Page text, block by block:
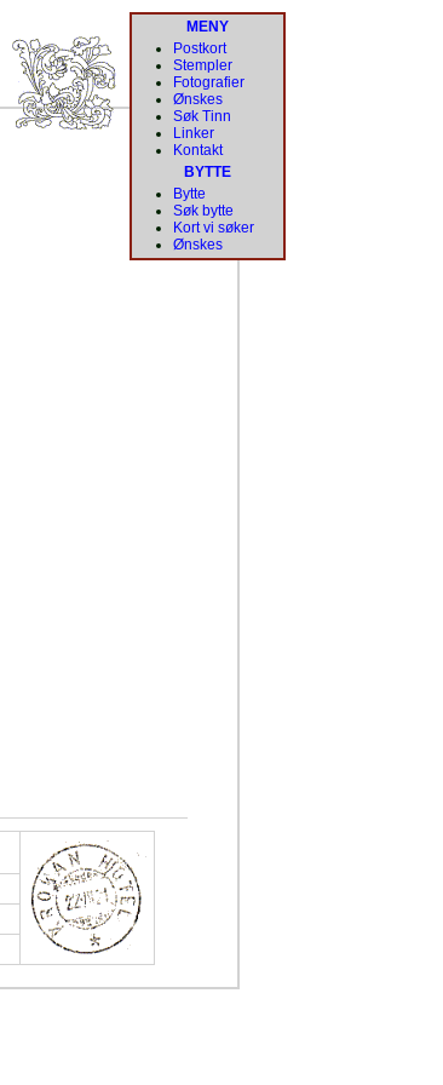
MENY
Postkort
Stempler
Fotografier
Ønskes
Søk Tinn
Linker
Kontakt
BYTTE
Bytte
Søk bytte
Kort vi søker
Ønskes